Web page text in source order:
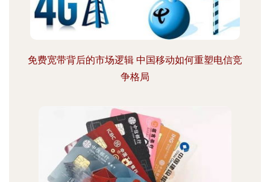
免费宽带背后的市场逻辑 中国移动如何重塑电信竞
争格局